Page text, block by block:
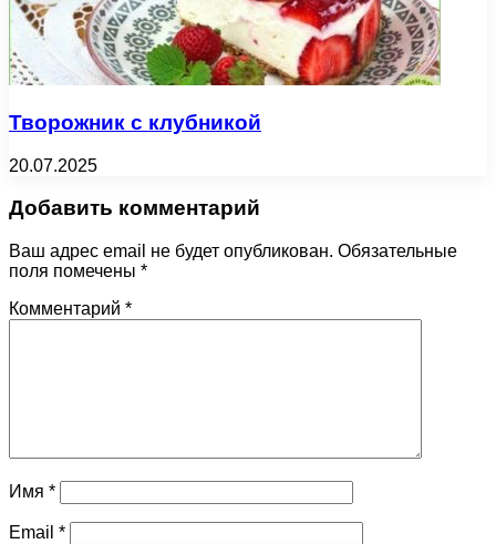
Творожник с клубникой
20.07.2025
Добавить комментарий
Ваш адрес email не будет опубликован. Обязательные
поля помечены *
Комментарий *
Имя *
Email *